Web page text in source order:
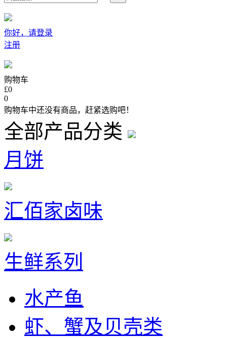
你好，请登录
注册
购物车
£0
0
购物车中还没有商品，赶紧选购吧！
全部产品分类
月饼
汇佰家卤味
生鲜系列
水产鱼
虾、蟹及贝壳类